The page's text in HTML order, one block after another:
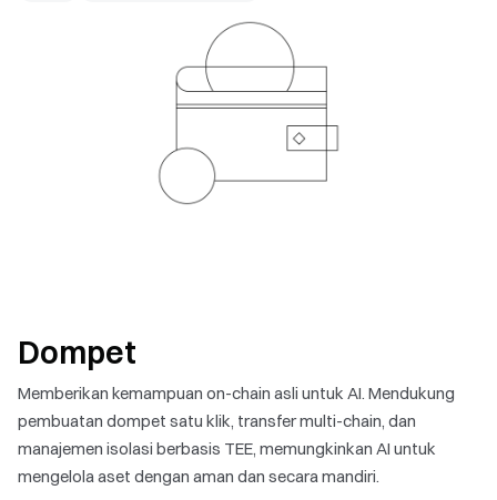
Dompet
Memberikan kemampuan on-chain asli untuk AI. Mendukung
pembuatan dompet satu klik, transfer multi-chain, dan
manajemen isolasi berbasis TEE, memungkinkan AI untuk
mengelola aset dengan aman dan secara mandiri.